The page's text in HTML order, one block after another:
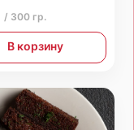
/ 300 гр.
В корзину